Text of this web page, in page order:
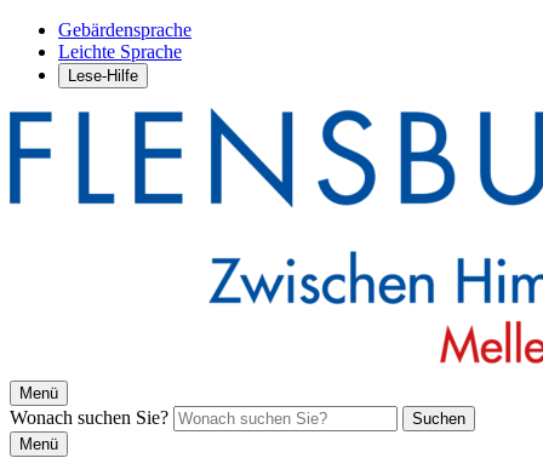
Gebärdensprache
Leichte Sprache
Lese-Hilfe
Menü
Wonach suchen Sie?
Suchen
Menü